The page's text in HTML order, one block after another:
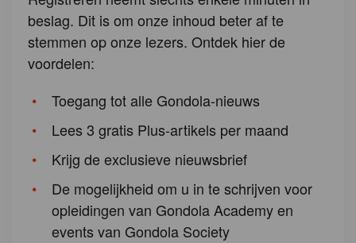
beslag. Dit is om onze inhoud beter af te
stemmen op onze lezers. Ontdek hier de
voordelen:
Toegang tot alle Gondola-nieuws
Lees 3 gratis Plus-artikels per maand
Krijg de exclusieve nieuwsbrief
De mogelijkheid om u in te schrijven voor
opleidingen van Gondola Academy en
events van Gondola Society